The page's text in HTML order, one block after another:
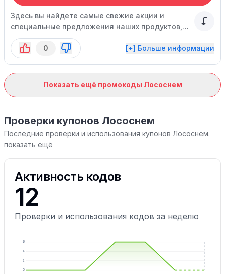
Здесь вы найдете самые свежие акции и
специальные предложения наших продуктов,
которые помогут вам сэкономить на покупке
ваших любимых блюд.
0 [+] Больше информации
Показать ещё промокоды Лососнем
Проверки купонов Лососнем
Последние проверки и использования купонов Лососнем.
показать ещё
Активность кодов
12
Проверки и использования кодов за неделю
0
2
4
6